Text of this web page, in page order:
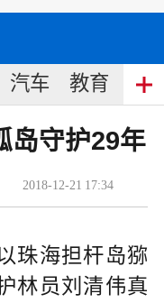
汽车 教育 食
守护29年
2018-12-21 17:34
珠海担杆岛猕
林员刘清伟真